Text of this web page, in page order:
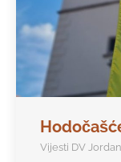
Vijesti DV